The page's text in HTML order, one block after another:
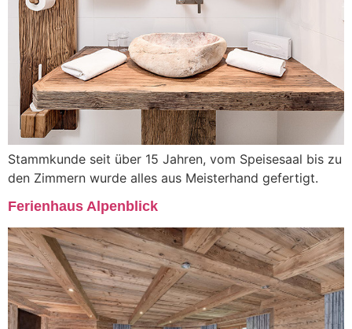
Stammkunde seit über 15 Jahren, vom Speisesaal bis zu
den Zimmern wurde alles aus Meisterhand gefertigt.
Ferienhaus Alpenblick